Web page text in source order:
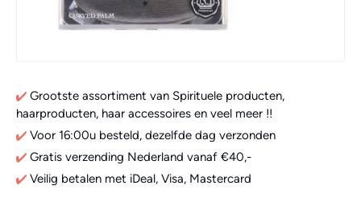
Grootste assortiment van Spirituele producten,
haarproducten, haar accessoires en veel meer !!
Voor 16:00u besteld, dezelfde dag verzonden
Gratis verzending Nederland vanaf €40,-
Veilig betalen met iDeal, Visa, Mastercard